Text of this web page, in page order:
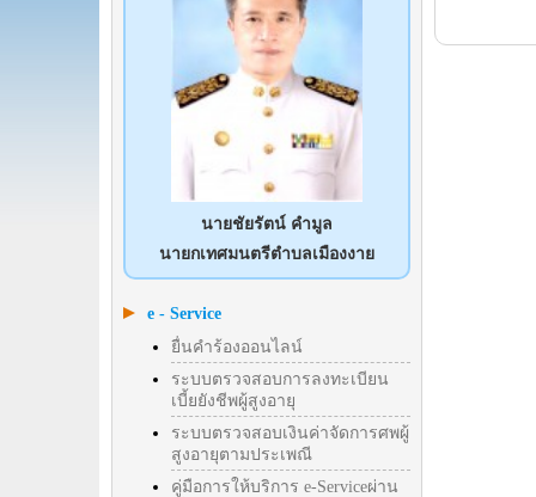
นายชัยรัตน์ คำมูล
นายกเทศมนตรีตำบลเมืองงาย
e - Service
ยื่นคำร้องออนไลน์
ระบบตรวจสอบการลงทะเบียน
เบี้ยยังชีพผู้สูงอายุ
ระบบตรวจสอบเงินค่าจัดการศพผู้
สูงอายุตามประเพณี
คู่มือการให้บริการ e-Serviceผ่าน